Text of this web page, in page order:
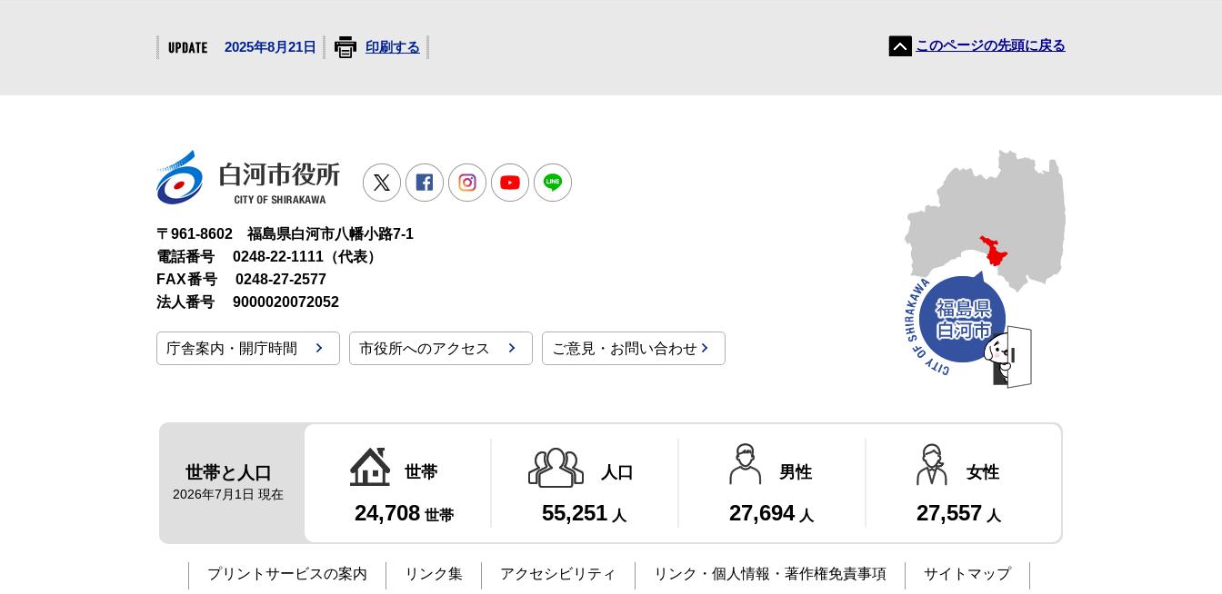
2025年8月21日 印刷する このページの先頭に戻る
白河市役所
Twitter FacebookInstagramYoutube
〒961-8602 福島県白河市八幡小路7-1
電話番号
0248-22-1111（代表）
FAX番号
0248-27-2577
法人番号
9000020072052
庁舎案内・開庁時間 市役所へのアクセス ご意見・お問い合わせ
世帯と人口
2026年7月1日 現在
世帯
24,708 世帯
人口
55,251 人
男性
27,694 人
女性
27,557 人
プリントサービスの案内 リンク集 アクセシビリティ リンク・個人情報・著作権免責事項
サイトマップ